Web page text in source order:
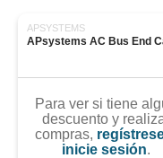
APSYSTEMS
APsystems AC Bus End
Para ver si tiene
descuento y
compras,
inicie sesión.